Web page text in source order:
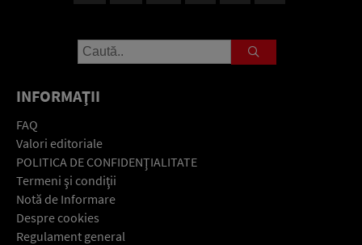
INFORMAŢII
FAQ
Valori editoriale
POLITICA DE CONFIDENŢIALITATE
Termeni şi condiţii
Notă de Informare
Despre cookies
Regulament general